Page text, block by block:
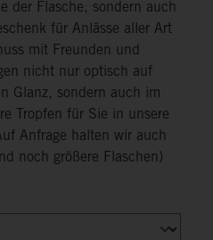
der Flasche, sondern auch
für Anlässe aller Art
mit Freunden und
nicht nur optisch auf
Glanz, sondern auch im
Tropfen für Sie in unsere
Anfrage halten wir auch
noch größere Flaschen)